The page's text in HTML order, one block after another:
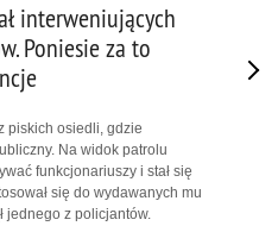
interweniujących
Poniesie za to
piskich osiedli, gdzie
Na widok patrolu
funkcjonariuszy i stał się
się do wydawanych mu
jednego z policjantów.